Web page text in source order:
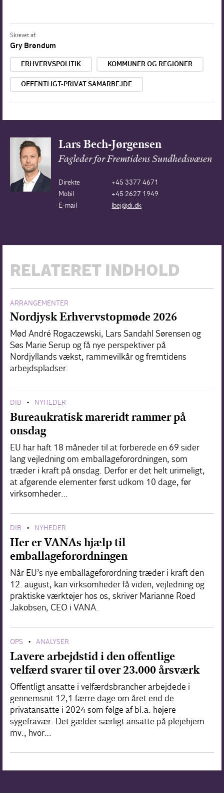
Skrevet af:
Gry Brøndum
ERHVERVSPOLITIK KOMMUNER OG REGIONER
OFFENTLIGT-PRIVAT SAMARBEJDE
Lars Bech-Jørgensen
Fagleder for Fremtidens Sundhedsvæsen
Direkte
+45 3377 4671
Mobil
+45 2627 1949
E-mail
lbej@di.dk
RELATERET INDHOLD
ARRANGEMENTER
Nordjysk Erhvervstopmøde 2026
Mød André Rogaczewski, Lars Sandahl Sørensen og
Søs Marie Serup og få nye perspektiver på
Nordjyllands vækst, rammevilkår og fremtidens
arbejdspladser.
DIB • NYHEDER
Bureaukratisk mareridt rammer på
onsdag
EU har haft 18 måneder til at forberede en 69 sider
lang vejledning om emballageforordningen, som
træder i kraft på onsdag. Derfor er det helt urimeligt,
at afgørende elementer først udkom 10 dage, før
virksomheder…
DIB • NYHEDER
Her er VANAs hjælp til
emballageforordningen
Når EU’s nye emballageforordning træder i kraft den
12. august, kan virksomheder få viden, vejledning og
praktiske værktøjer hos os, skriver Marianne Roed
Jakobsen, CEO i VANA.
OPS • ANALYSER
Lavere arbejdstid i den offentlige
velfærd svarer til over 23.000 årsværk
Offentligt ansatte i velfærdsbrancher arbejdede i
gennemsnit 12,1 færre dage om året end de
privatansatte i 2024 som følge af bl.a. højere
sygefravær. Det gælder særligt ansatte på plejehjem
mv., hvor…